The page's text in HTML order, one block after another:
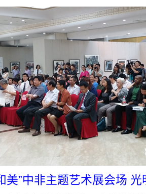
美”中非主题艺术展会场